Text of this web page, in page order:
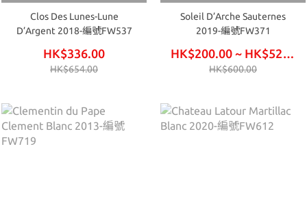
Clos Des Lunes-Lune
D’Argent 2018-編號FW537
HK$336.00
HK$654.00
Soleil D’Arche Sauternes
2019-編號FW371
HK$200.00 ~ HK$525.00
HK$600.00